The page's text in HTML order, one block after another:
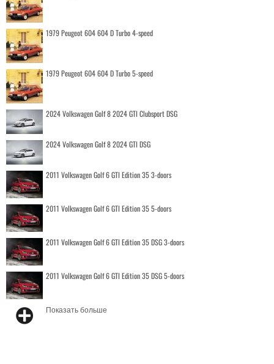
1979 Peugeot 604 604 D Turbo 4-speed
1979 Peugeot 604 604 D Turbo 5-speed
2024 Volkswagen Golf 8 2024 GTI Clubsport DSG
2024 Volkswagen Golf 8 2024 GTI DSG
2011 Volkswagen Golf 6 GTI Edition 35 3-doors
2011 Volkswagen Golf 6 GTI Edition 35 5-doors
2011 Volkswagen Golf 6 GTI Edition 35 DSG 3-doors
2011 Volkswagen Golf 6 GTI Edition 35 DSG 5-doors
Показать больше